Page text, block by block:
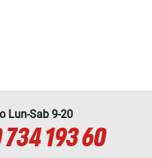
Lun-Sab 9-20
193 60